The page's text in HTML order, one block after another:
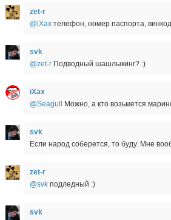
zet-r
@iXax телефон, номер паспорта,
svk
@zet-r Подводный шашлыкинг? :)
iXax
@Seagull
Можно, а кто возьмется
svk
Если народ соберется, то буду. Мне
zet-r
@svk подледный :)
svk